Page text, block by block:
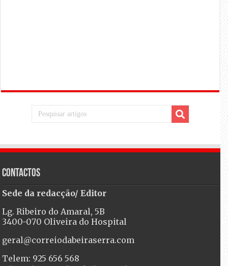
Contactos
Sede da redacção/ Editor
Lg. Ribeiro do Amaral, 5B
3400-070 Oliveira do Hospital
geral@correiodabeiraserra.com
Telem: 925 656 568